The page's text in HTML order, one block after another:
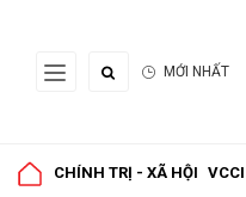
MỚI NHẤT
CHÍNH TRỊ - XÃ HỘI VCCI